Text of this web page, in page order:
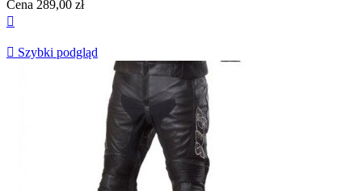
Cena 289,00 zł

 Szybki podgląd